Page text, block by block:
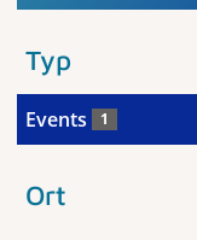
Typ
Events 1
Ort